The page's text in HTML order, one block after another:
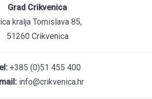
Grad Crikvenica
kralja Tomislava 85,
51260 Crikvenica
+385 (0)51 455 400
info@crikvenica.hr